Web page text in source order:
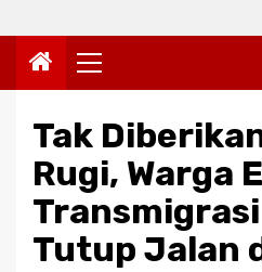
Primary
Menu
Tak
Rugi, Warga
Tutup Jalan